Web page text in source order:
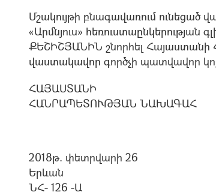
Մշակույթի բնագավառում ունեցած
«Արմնյուս» հեռուստաընկերության
ՔԵՇԻՇՅԱՆԻՆ շնորհել Հայաստանի
վաստակավոր գործչի պատվավոր
ՀԱՅԱՍՏԱՆԻ
ՀԱՆՐԱՊԵՏՈՒԹՅԱՆ ՆԱԽԱԳԱՀ
2018թ. փետրվարի 26
Երևան
ՆՀ- 126 -Ա